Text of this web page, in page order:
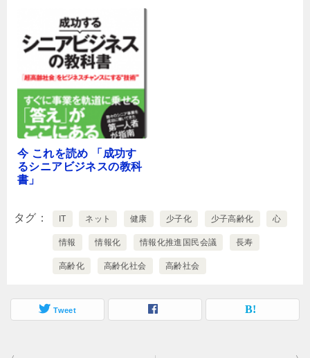
今 これを読め 「成功す
るシニアビジネスの教科
書」
タグ IT ネット 健康 少子化 少子高齢化 心
情報 情報化 情報化推進国民会議 長寿
高齢化 高齢化社会 高齢社会
Tweet